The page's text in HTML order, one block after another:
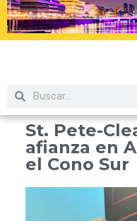
St. Pete-
afianza en
el Cono Sur